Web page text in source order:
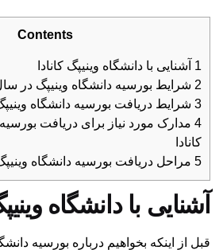
Contents
1 آشنایی با دانشگاه وینیپگ کانادا
2 شرایط بورسیه دانشگاه وینیپگ در سال 2024-
3 شرایط دریافت بورسیه دانشگاه وینیپگ
4 مدارک مورد نیاز برای دریافت
کانادا
5 مراحل دریافت بورسیه دانشگاه وینیپگ
آشنایی با دانشگاه
قبل از اینکه بخواهیم درباره بورسیه